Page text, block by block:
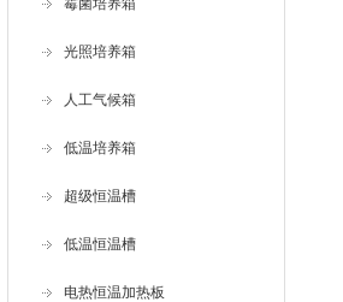
霉菌培养箱
光照培养箱
人工气候箱
低温培养箱
超级恒温槽
低温恒温槽
电热恒温加热板